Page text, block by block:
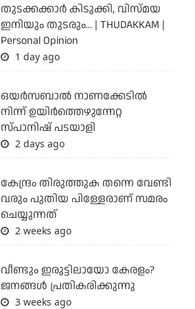
തുടക്കക്കാര്‍ കിടുക്കി, വിസ്മയ
ഇനിയും തുടരും... | THUDAKKAM |
Personal Opinion
1 day ago
ഒയര്‍സബാൽ നാണക്കേടിൽ
നിന്ന് ഉയിർത്തെഴുന്നേറ്റ
സ്പാനിഷ് പടയാളി
2 days ago
കേന്ദ്രം തിരുത്തുക തന്നെ വേണ്ടി
വരും പുതിയ പിള്ളേരാണ് സമരം
ചെയ്യുന്നത്
2 weeks ago
വീണ്ടും ഇരുട്ടിലായോ കേരളം?
ജനങ്ങൾ പ്രതികരിക്കുന്നു
3 weeks ago